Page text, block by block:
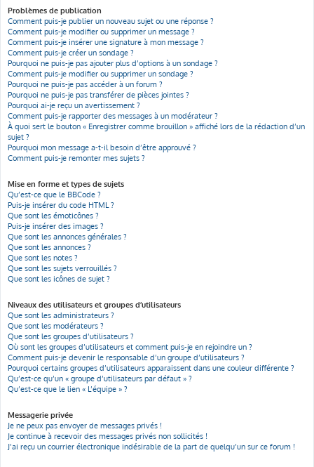
Problèmes de publication
Comment puis-je publier un nouveau sujet ou une réponse ?
Comment puis-je modifier ou supprimer un message ?
Comment puis-je insérer une signature à mon message ?
Comment puis-je créer un sondage ?
Pourquoi ne puis-je pas ajouter plus d’options à un sondage ?
Comment puis-je modifier ou supprimer un sondage ?
Pourquoi ne puis-je pas accéder à un forum ?
Pourquoi ne puis-je pas transférer de pièces jointes ?
Pourquoi ai-je reçu un avertissement ?
Comment puis-je rapporter des messages à un modérateur ?
À quoi sert le bouton « Enregistrer comme brouillon » affiché lors de la rédaction d’un
sujet ?
Pourquoi mon message a-t-il besoin d’être approuvé ?
Comment puis-je remonter mes sujets ?
Mise en forme et types de sujets
Qu’est-ce que le BBCode ?
Puis-je insérer du code HTML ?
Que sont les émoticônes ?
Puis-je insérer des images ?
Que sont les annonces générales ?
Que sont les annonces ?
Que sont les notes ?
Que sont les sujets verrouillés ?
Que sont les icônes de sujet ?
Niveaux des utilisateurs et groupes d’utilisateurs
Que sont les administrateurs ?
Que sont les modérateurs ?
Que sont les groupes d’utilisateurs ?
Où sont les groupes d’utilisateurs et comment puis-je en rejoindre un ?
Comment puis-je devenir le responsable d’un groupe d’utilisateurs ?
Pourquoi certains groupes d’utilisateurs apparaissent dans une couleur différente ?
Qu’est-ce qu’un « groupe d’utilisateurs par défaut » ?
Qu’est-ce que le lien « L’équipe » ?
Messagerie privée
Je ne peux pas envoyer de messages privés !
Je continue à recevoir des messages privés non sollicités !
J’ai reçu un courrier électronique indésirable de la part de quelqu’un sur ce forum !